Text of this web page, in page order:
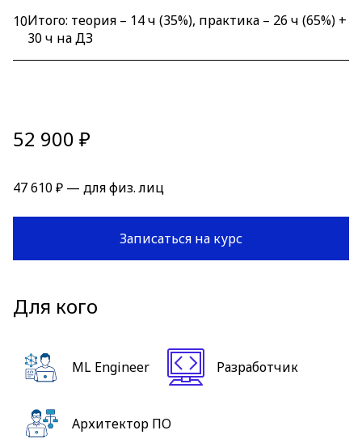
10Итого: теория – 14 ч (35%), практика – 26 ч (65%) +
30 ч на ДЗ
52 900 ₽
47 610 ₽ — для физ. лиц
Записаться на курс
Для кого
ML Engineer Разработчик
Архитектор ПО